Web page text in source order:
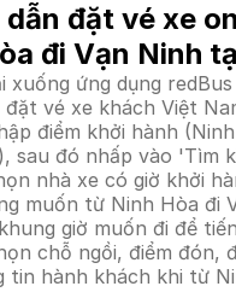
dẫn đặt vé xe
đi Vạn Ninh
xuống ứng dụng
vé xe khách Việt
điểm khởi hành
sau đó nhấp vào 'Tìm
nhà xe có giờ khởi
muốn từ Ninh Hòa đi
giờ muốn đi để
chỗ ngồi, điểm đón,
tin hành khách khi từ